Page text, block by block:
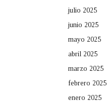
julio 2025
junio 2025
mayo 2025
abril 2025
marzo 2025
febrero 2025
enero 2025